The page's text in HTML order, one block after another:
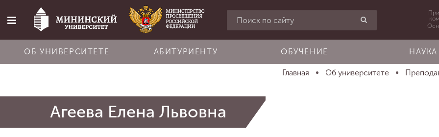
Об университете
ОБ УНИВЕРСИТЕТЕ АБИТУРИЕНТУ ОБУЧЕНИЕ НАУКА
Главная Об университете
Агеева Елена Львовна